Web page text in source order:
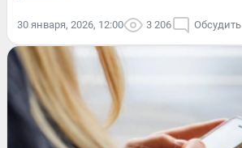
30 января, 2026, 12:00 3 206 Обсудить